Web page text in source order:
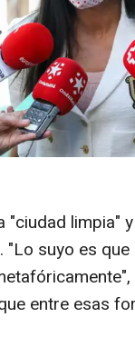
en zonas
de limpiar
hacerlo, a
de
del Hospital
limpia"
suyo es
entre esas